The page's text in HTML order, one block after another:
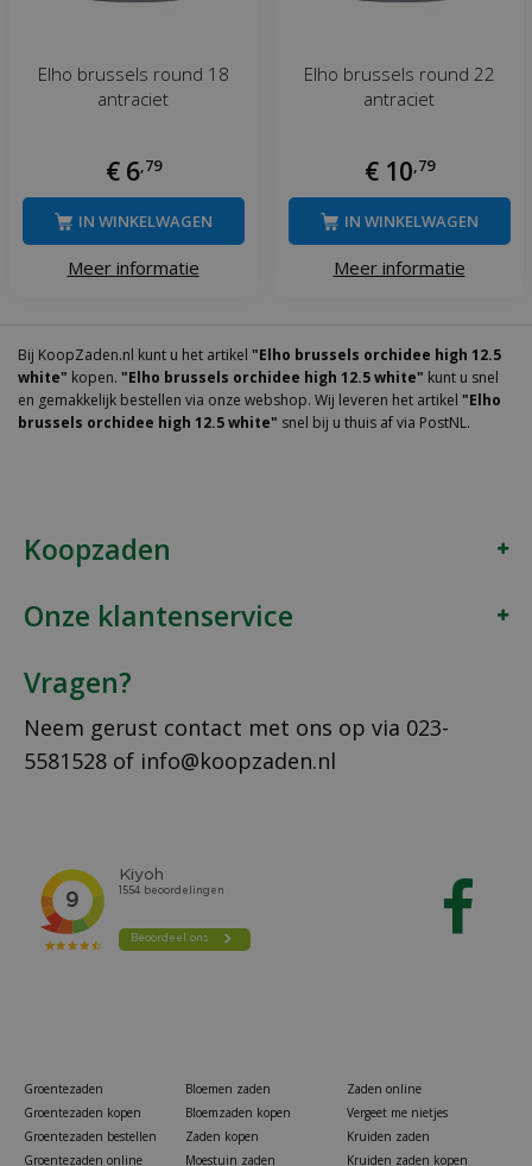
Elho brussels round 18
antraciet
€ 6,79
Meer informatie
IN WINKELWAGEN
Elho brussels round 22
antraciet
€ 10,79
Meer informatie
IN WINKELWAGEN
Bij KoopZaden.nl kunt u het artikel "Elho brussels orchidee high 12.5
white" kopen. "Elho brussels orchidee high 12.5 white" kunt u snel
en gemakkelijk bestellen via onze webshop. Wij leveren het artikel "Elho
brussels orchidee high 12.5 white" snel bij u thuis af via PostNL.
Koopzaden
Onze klantenservice
Vragen?
Neem gerust contact met ons op via 023-
5581528 of info@koopzaden.nl
Groentezaden
Groentezaden kopen
Groentezaden bestellen
Groentezaden online
Bloemen zaden
Bloemzaden kopen
Zaden kopen
Moestuin zaden
Zaden online
Vergeet me nietjes
Kruiden zaden
Kruiden zaden kopen